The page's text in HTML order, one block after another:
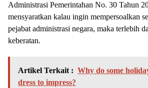
Administrasi Pemerintahan No. 30 Tahun
mensyaratkan kalau ingin mempersoalkan
pejabat administrasi negara, maka terlebih
keberatan.
Artikel Terkait : Why do some
dress to impress?